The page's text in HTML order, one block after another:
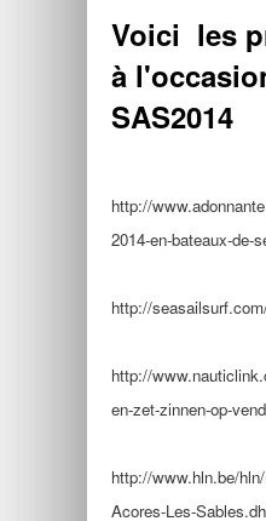
Voici les
à
SAS2014
http://
2014-en-bateaux-de-
http://
http://
en-zet-zinnen-op-
http://www.hln.be/
Acores-Les-